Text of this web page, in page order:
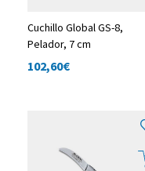
Cuchillo Global GS-8,
Pelador, 7 cm
102,60€